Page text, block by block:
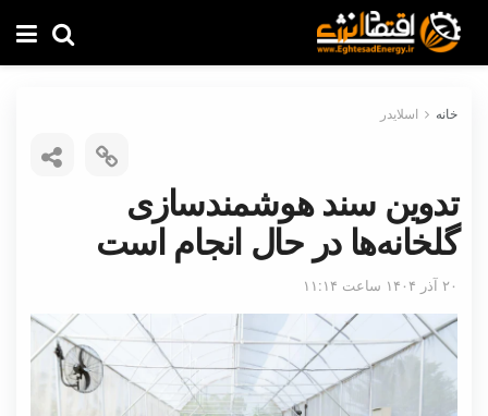
خانه اسلایدر
تدوین سند هوشمندسازی
گلخانه‌ها در حال انجام است
۲۰ آذر ۱۴۰۴ ساعت ۱۱:۱۴